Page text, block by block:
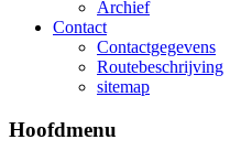
Archief
Contact
Contactgegevens
Routebeschrijving
sitemap
Hoofdmenu